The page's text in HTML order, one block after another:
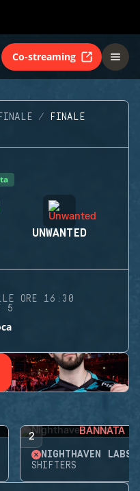
Co-streaming
FINALE FINALE
UNWANTED
ORE 16:30
5
2 BANNATA
NIGHTHAVEN LABS
SHIFTERS